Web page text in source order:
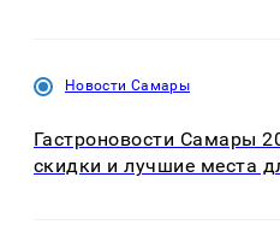
Новости Самары
Гастроновости Самары
скидки и лучшие места